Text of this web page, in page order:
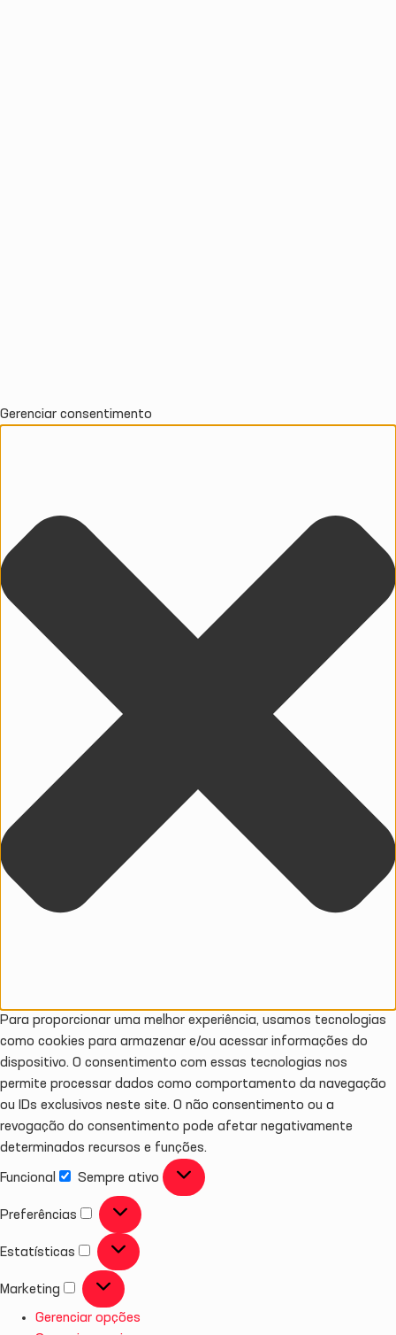
Gerenciar consentimento
Para proporcionar uma melhor experiência, usamos tecnologias
como cookies para armazenar e/ou acessar informações do
dispositivo. O consentimento com essas tecnologias nos
permite processar dados como comportamento da navegação
ou IDs exclusivos neste site. O não consentimento ou a
revogação do consentimento pode afetar negativamente
determinados recursos e funções.
Funcional Sempre ativo
Preferências
Estatísticas
Marketing
Gerenciar opções